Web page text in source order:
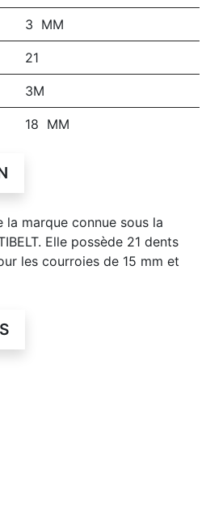
3 MM
21
3M
18 MM
la marque connue sous la
Elle possède 21 dents
les courroies de 15 mm et